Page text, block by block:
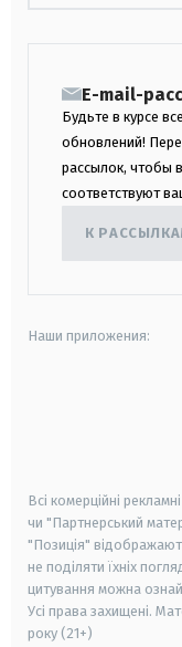
E-mail-
Будьте в курсе
обновлений!
рассылок, чтобы
соответствуют
К
Наши приложения:
Всі комерційні
чи "Партнерський
"Позиція"
не поділяти їхніх
цитування можна
Усі права захищені.
року (21+)